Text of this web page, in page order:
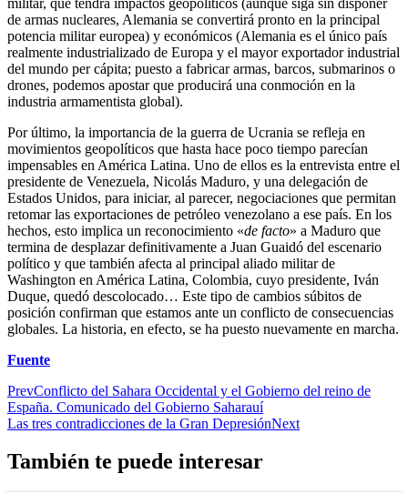
de armas nucleares, Alemania se convertirá pronto en la principal
potencia militar europea) y económicos (Alemania es el único país
realmente industrializado de Europa y el mayor exportador industrial
del mundo per cápita; puesto a fabricar armas, barcos, submarinos o
drones, podemos apostar que producirá una conmoción en la
industria armamentista global).
Por último, la importancia de la guerra de Ucrania se refleja en
movimientos geopolíticos que hasta hace poco tiempo parecían
impensables en América Latina. Uno de ellos es la entrevista entre el
presidente de Venezuela, Nicolás Maduro, y una delegación de
Estados Unidos, para iniciar, al parecer, negociaciones que permitan
retomar las exportaciones de petróleo venezolano a ese país. En los
hechos, esto implica un reconocimiento «de facto» a Maduro que
termina de desplazar definitivamente a Juan Guaidó del escenario
político y que también afecta al principal aliado militar de
Washington en América Latina, Colombia, cuyo presidente, Iván
Duque, quedó descolocado… Este tipo de cambios súbitos de
posición confirman que estamos ante un conflicto de consecuencias
globales. La historia, en efecto, se ha puesto nuevamente en marcha.
Fuente
PrevConflicto del Sahara Occidental y el Gobierno del reino de
España. Comunicado del Gobierno Saharauí
Las tres contradicciones de la Gran DepresiónNext
También te puede interesar